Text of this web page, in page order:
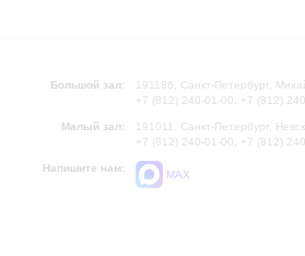
Большой зал:
191186, Санкт-Петербург,
+7 (812) 240-01-00, +7 (812)
Малый зал:
191011, Санкт-Петербург,
+7 (812) 240-01-00, +7 (812)
Напишите нам:
MAX